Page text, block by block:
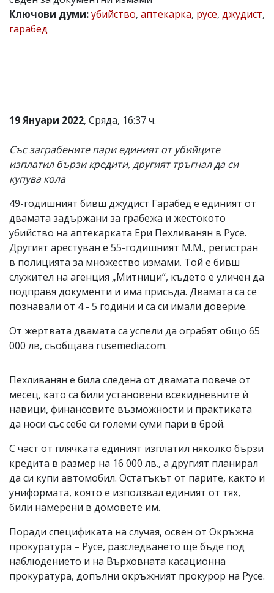
Коментарите
статиите
носи
за
тях!
Ако
откриете
за
коментар,
моля
сигнализирайте
ни!
Ключови думи:убийство, аптекарка, русе, джудист,
гарабед
19 Януари 2022, Сряда, 16:37 ч.
Със заграбените пари единият от убийците
изплатил бързи кредити, другият тръгнал да си
купува кола
49-годишният бивш джудист Гарабед е единият от
двамата задържани за грабежа и жестокото
убийство на аптекарката Ери Пехливанян в Русе.
Другият арестуван е 55-годишният М.М., регистран
в полицията за множество измами. Той е бивш
служител на агенция „Митници“, където е уличен да
подправя документи и има присъда. Двамата са се
познавали от 4 - 5 години и са си имали доверие.
От жертвата двамата са успели да ограбят общо 65
000 лв, съобщава rusemedia.com.
Пехливанян е била следена от двамата повече от
месец, като са били установени всекидневните ѝ
навици, финансовите възможности и практиката
да носи със себе си големи суми пари в брой.
С част от плячката единият изплатил няколко бързи
кредита в размер на 16 000 лв., а другият планирал
да си купи автомобил. Остатъкът от парите, както и
униформата, която е използвал единият от тях,
били намерени в домовете им.
Поради спецификата на случая, освен от Окръжна
прокуратура – Русе, разследването ще бъде под
наблюдението и на Върховната касационна
прокуратура, допълни окръжният прокурор на Русе.